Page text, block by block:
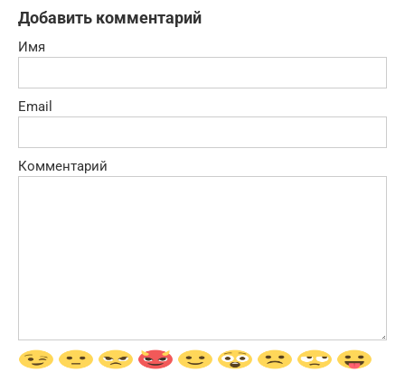
Добавить комментарий
Имя
Email
Комментарий